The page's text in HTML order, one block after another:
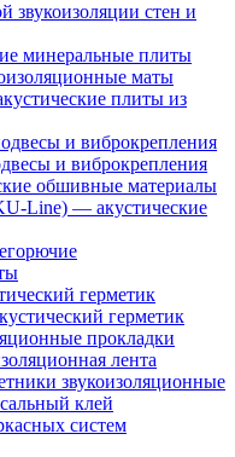
звукоизоляции стен и
минеральные плиты
маты
плиты из
и виброкрепления
и виброкрепления
обшивные материалы
Line) — акустические
герметик
герметик
прокладки
лента
звукоизоляционные
клей
систем